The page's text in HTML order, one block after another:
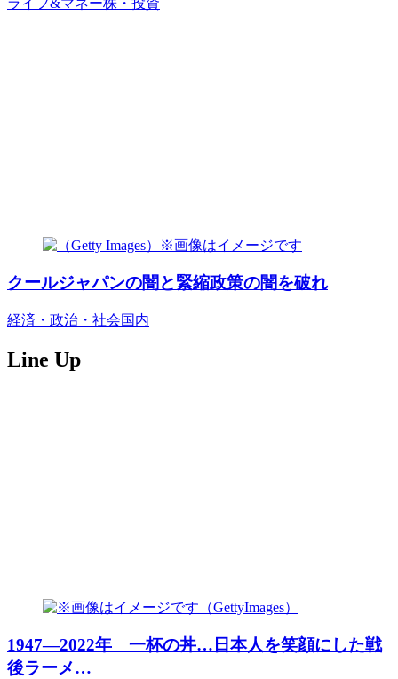
ライフ&マネー株・投資
クールジャパンの闇と緊縮政策の闇を破れ
経済・政治・社会国内
Line Up
1947―2022年 一杯の丼…日本人を笑顔にした戦
後ラーメ…